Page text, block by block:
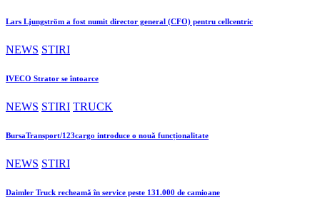
Lars Ljungström a fost numit director general (CFO) pentru cellcentric
NEWS STIRI
IVECO Strator se întoarce
NEWS STIRI TRUCK
BursaTransport/123cargo introduce o nouă funcționalitate
NEWS STIRI
Daimler Truck recheamă în service peste 131.000 de camioane